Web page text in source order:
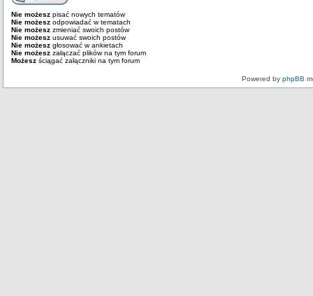
Nie możesz pisać nowych tematów
Nie możesz odpowiadać w tematach
Nie możesz zmieniać swoich postów
Nie możesz usuwać swoich postów
Nie możesz głosować w ankietach
Nie możesz załączać plików na tym forum
Możesz ściągać załączniki na tym forum
Powered by phpBB